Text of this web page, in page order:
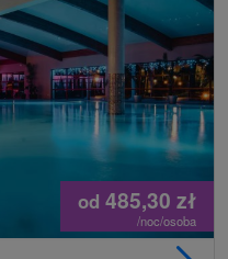
od 485,30 zł
/noc/osoba